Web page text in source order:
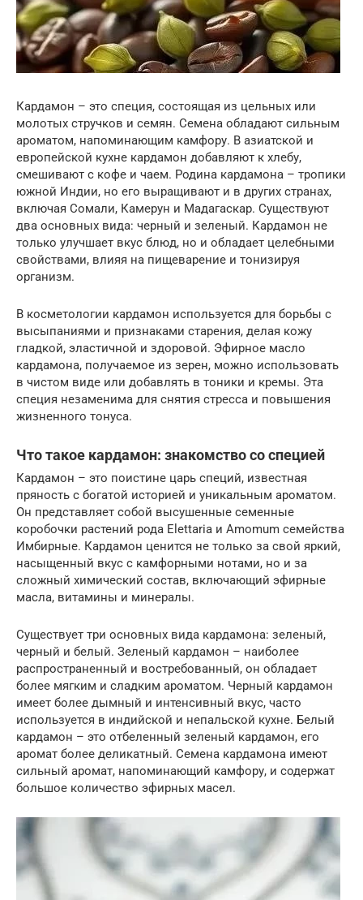
Кардамон – это специя, состоящая из цельных или
молотых стручков и семян. Семена обладают сильным
ароматом, напоминающим камфору. В азиатской и
европейской кухне кардамон добавляют к хлебу,
смешивают с кофе и чаем. Родина кардамона – тропики
южной Индии, но его выращивают и в других странах,
включая Сомали, Камерун и Мадагаскар. Существуют
два основных вида: черный и зеленый. Кардамон не
только улучшает вкус блюд, но и обладает целебными
свойствами, влияя на пищеварение и тонизируя
организм.
В косметологии кардамон используется для борьбы с
высыпаниями и признаками старения, делая кожу
гладкой, эластичной и здоровой. Эфирное масло
кардамона, получаемое из зерен, можно использовать
в чистом виде или добавлять в тоники и кремы. Эта
специя незаменима для снятия стресса и повышения
жизненного тонуса.
Что такое кардамон: знакомство со специей
Кардамон – это поистине царь специй, известная
пряность с богатой историей и уникальным ароматом.
Он представляет собой высушенные семенные
коробочки растений рода Elettaria и Amomum семейства
Имбирные. Кардамон ценится не только за свой яркий,
насыщенный вкус с камфорными нотами, но и за
сложный химический состав, включающий эфирные
масла, витамины и минералы.
Существует три основных вида кардамона: зеленый,
черный и белый. Зеленый кардамон – наиболее
распространенный и востребованный, он обладает
более мягким и сладким ароматом. Черный кардамон
имеет более дымный и интенсивный вкус, часто
используется в индийской и непальской кухне. Белый
кардамон – это отбеленный зеленый кардамон, его
аромат более деликатный. Семена кардамона имеют
сильный аромат, напоминающий камфору, и содержат
большое количество эфирных масел.